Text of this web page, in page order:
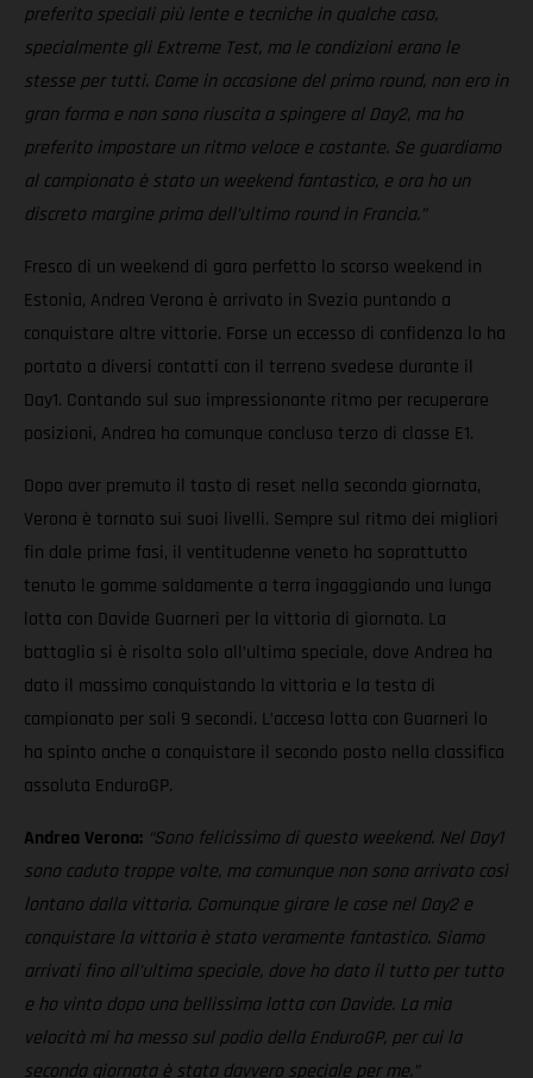
preferito speciali più lente e tecniche in qualche caso,
specialmente gli Extreme Test, ma le condizioni erano le
stesse per tutti. Come in occasione del primo round, non ero in
gran forma e non sono riuscita a spingere al Day2, ma ho
preferito impostare un ritmo veloce e costante. Se guardiamo
al campionato è stato un weekend fantastico, e ora ho un
discreto margine prima dell’ultimo round in Francia.”
Fresco di un weekend di gara perfetto lo scorso weekend in
Estonia, Andrea Verona è arrivato in Svezia puntando a
conquistare altre vittorie. Forse un eccesso di confidenza lo ha
portato a diversi contatti con il terreno svedese durante il
Day1. Contando sul suo impressionante ritmo per recuperare
posizioni, Andrea ha comunque concluso terzo di classe E1.
Dopo aver premuto il tasto di reset nella seconda giornata,
Verona è tornato sui suoi livelli. Sempre sul ritmo dei migliori
fin dale prime fasi, il ventitudenne veneto ha soprattutto
tenuto le gomme saldamente a terra ingaggiando una lunga
lotta con Davide Guarneri per la vittoria di giornata. La
battaglia si è risolta solo all’ultima speciale, dove Andrea ha
dato il massimo conquistando la vittoria e la testa di
campionato per soli 9 secondi. L’accesa lotta con Guarneri lo
ha spinto anche a conquistare il secondo posto nella classifica
assoluta EnduroGP.
Andrea Verona: “Sono felicissimo di questo weekend. Nel Day1
sono caduto troppe volte, ma comunque non sono arrivato così
lontano dalla vittoria. Comunque girare le cose nel Day2 e
conquistare la vittoria è stato veramente fantastico. Siamo
arrivati fino all’ultima speciale, dove ho dato il tutto per tutto
e ho vinto dopo una bellissima lotta con Davide. La mia
velocità mi ha messo sul podio della EnduroGP, per cui la
seconda giornata è stata davvero speciale per me.”